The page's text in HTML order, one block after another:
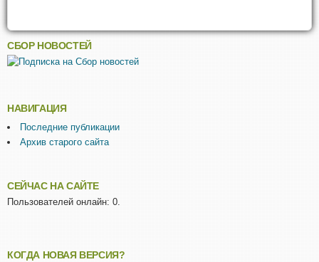
СБОР НОВОСТЕЙ
НАВИГАЦИЯ
Последние публикации
Архив старого сайта
СЕЙЧАС НА САЙТЕ
Пользователей онлайн: 0.
КОГДА НОВАЯ ВЕРСИЯ?